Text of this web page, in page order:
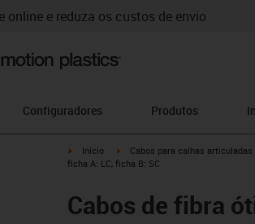
online e reduza os custos de envio
Configuradores Produtos
igus-icon-arrow-right
Início igus-icon-arrow-right
Cabos para calhas articuladas
ficha A: LC, ficha B: SC
Cabos de fibra